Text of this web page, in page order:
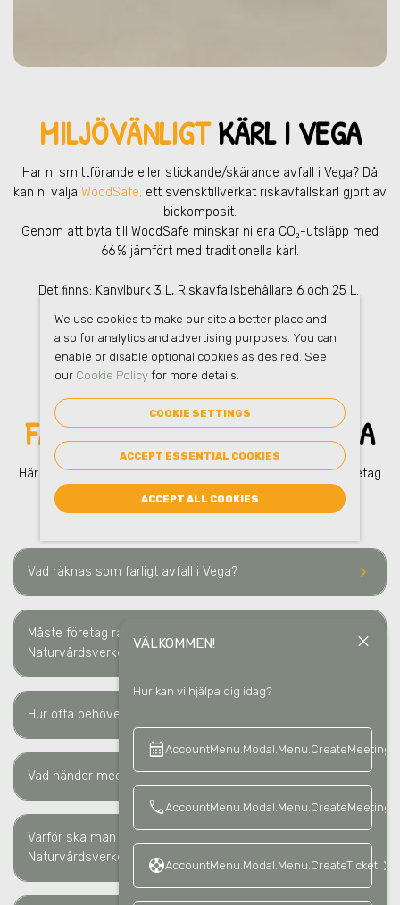
VÄLKOMMEN! close
Hur kan vi hjälpa dig idag?
calendar_monthAccountMenu.Modal.Menu.CreateMeeting
call
supportAccountMenu.Modal.Menu.CreateTicket keyboard_arrow_right
MILJÖVÄNLIGTKÄRL I VEGA
Har ni smittförande eller stickande/skärande avfall i Vega? Då
kan ni välja WoodSafe, ett svensktillverkat riskavfallskärl gjort av
biokomposit.
Genom att byta till WoodSafe minskar ni era CO₂-utsläpp med
66 % jämfört med traditionella kärl.
Det finns: Kanylburk 3 L, Riskavfallsbehållare 6 och 25 L.
FAQ– FARLIGT AVFALLI VEGA
Här hittar du vanliga frågor om farligt avfalli Vega– för företag
och verksamheter som vill göra rätt hela vägen.
keyboard_arrow_right
Vad räknas som farligt avfall i Vega?
keyboard_arrow_right
Måste företag rapportera farligt avfall till
Naturvårdsverket
i Vega?
Hur ofta behöver farligt avfall hämtas
keyboard_arrow_right
Vad händer med farligt avfall efter hämtningi Vega?
keyboard_arrow_right
Varför ska man rapportera farligt avfall till
Naturvårdsverket?
We use cookies to make our site a better place and
also for analytics and advertising purposes. You can
enable or disable optional cookies as desired. See
our Cookie Policyfor more details.
COOKIE SETTINGS
ACCEPT ESSENTIAL COOKIES
ACCEPT ALL COOKIES